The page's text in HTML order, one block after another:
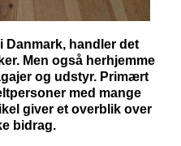
Danmark, handler det
Men også herhjemme
og udstyr. Primært
med mange
giver et overblik over
bidrag.